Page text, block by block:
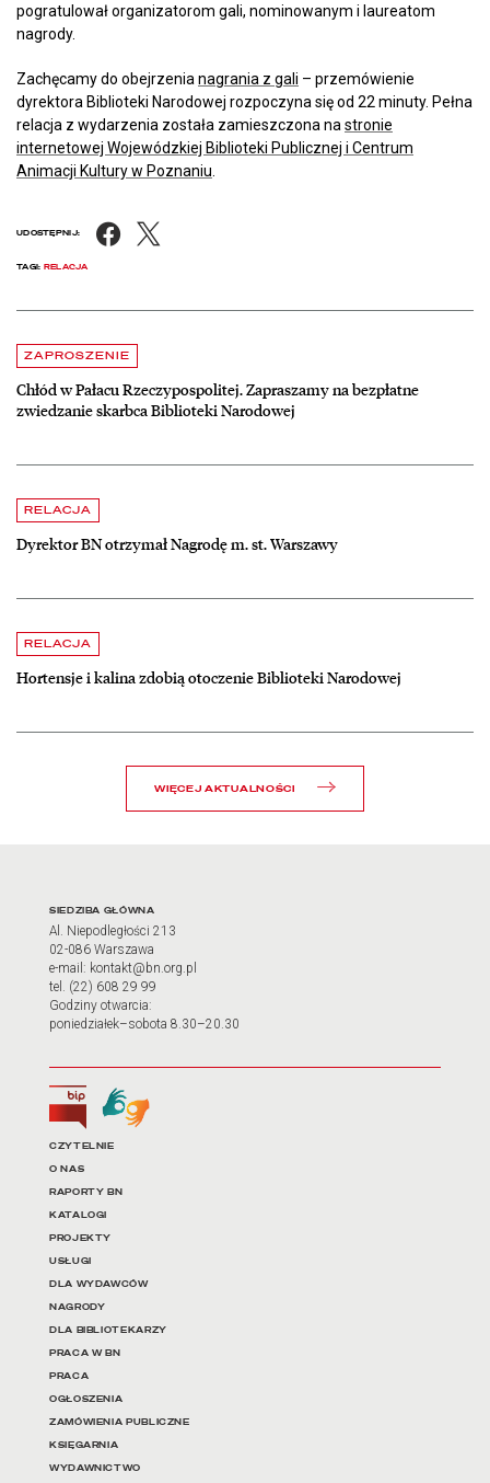
pogratulował organizatorom gali, nominowanym i laureatom
nagrody.
Zachęcamy do obejrzenia nagrania z gali – przemówienie
dyrektora Biblioteki Narodowej rozpoczyna się od 22 minuty. Pełna
relacja z wydarzenia została zamieszczona na stronie
internetowej Wojewódzkiej Biblioteki Publicznej i Centrum
Animacji Kultury w Poznaniu
UDOSTĘPNIJ: Facebook
TAGI: RELACJA
Aktualności
ZAPROSZENIE
Chłód w Pałacu Rzeczypospolitej. Zapraszamy na bezpłatne
zwiedzanie skarbca Biblioteki Narodowej
czytaj więcej o Chłód w Pałacu Rzeczypospolitej. Zapraszamy na
RELACJA
Dyrektor BN otrzymał Nagrodę m. st. Warszawy
czytaj więcej o Dyrektor BN otrzymał Nagrodę m. st. Warszawy
RELACJA
Hortensje i kalina zdobią otoczenie Biblioteki Narodowej
czytaj więcej o Hortensje i kalina zdobią otoczenie Biblioteki
WIĘCEJ AKTUALNOŚCI
Adres oraz godziny
SIEDZIBA GŁÓWNA
Al. Niepodległości 213
02-086 Warszawa
e-mail: kontakt@bn.org.pl
tel. (22) 608 29 99
Godziny otwarcia:
poniedziałek–sobota 8.30–20.30
Biuletyn Informacji Publicznej
Tłumacz języka migowego
Linki do najważniejszych
CZYTELNIE
O NAS
RAPORTY BN
KATALOGI
PROJEKTY
USŁUGI
DLA WYDAWCÓW
NAGRODY
DLA BIBLIOTEKARZY
PRACA W BN
PRACA
OGŁOSZENIA
ZAMÓWIENIA PUBLICZNE
KSIĘGARNIA
WYDAWNICTWO